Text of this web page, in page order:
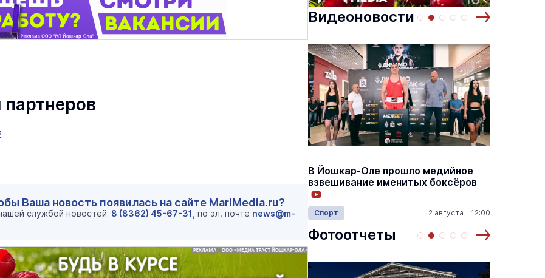
по
Выставка «… И птичка вылетает II» Там же, тогда же
Ваша новость появилась на сайте MariMedia.ru?
службой новостей 8 (8362) 45-67-31 , по эл. почте news@m-
Видеоновости
Видеоновости 3 августа 14:20
В Йошкар-Оле прошло медийное
взвешивание именитых боксёров
Спорт 2 августа 12:00
Фотоотчеты